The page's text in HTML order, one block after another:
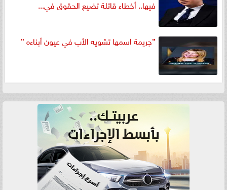
فيها.. أخطاء قاتلة تضيع الحقوق في...
”جريمة اسمها تشويه الأب في عيون أبناءه ”